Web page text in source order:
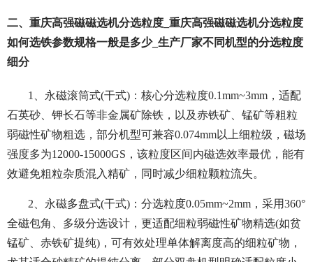
二、重庆高强磁磁选机分选粒度_重庆高强磁磁选机分选粒度
如何选铁参数规格一般是多少_生产厂家不同机型的分选粒度
细分
1、永磁滚筒式(干式)：核心分选粒度0.1mm~3mm，适配
石英砂、钾长石等非金属矿除铁，以及赤铁矿、锰矿等粗粒
弱磁性矿物粗选，部分机型可兼容0.074mm以上细粒级，磁场
强度多为12000-15000GS，该粒度区间内磁选效率最优，能有
效避免粗粒杂质混入精矿，同时减少细粒颗粒流失。
2、永磁多盘式(干式)：分选粒度0.05mm~2mm，采用360°
全磁包角、多级分选设计，更适配细粒弱磁性矿物精选(如贫
锰矿、赤铁矿提纯)，可有效处理单体解离度高的细粒矿物，